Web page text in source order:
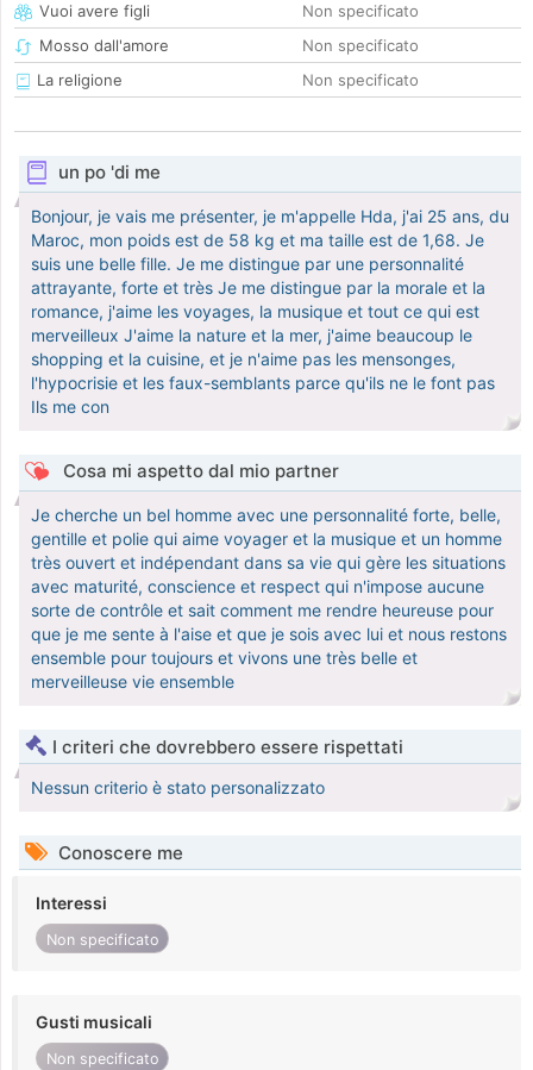
Vuoi avere figli
Non specificato
Mosso dall'amore
Non specificato
La religione
Non specificato
un po 'di me
Bonjour, je vais me présenter, je m'appelle Hda, j'ai 25 ans, du
Maroc, mon poids est de 58 kg et ma taille est de 1,68. Je
suis une belle fille. Je me distingue par une personnalité
attrayante, forte et très Je me distingue par la morale et la
romance, j'aime les voyages, la musique et tout ce qui est
merveilleux J'aime la nature et la mer, j'aime beaucoup le
shopping et la cuisine, et je n'aime pas les mensonges,
l'hypocrisie et les faux-semblants parce qu'ils ne le font pas
Ils me con
Cosa mi aspetto dal mio partner
Je cherche un bel homme avec une personnalité forte, belle,
gentille et polie qui aime voyager et la musique et un homme
très ouvert et indépendant dans sa vie qui gère les situations
avec maturité, conscience et respect qui n'impose aucune
sorte de contrôle et sait comment me rendre heureuse pour
que je me sente à l'aise et que je sois avec lui et nous restons
ensemble pour toujours et vivons une très belle et
merveilleuse vie ensemble
I criteri che dovrebbero essere rispettati
Nessun criterio è stato personalizzato
Conoscere me
Interessi
Non specificato
Gusti musicali
Non specificato